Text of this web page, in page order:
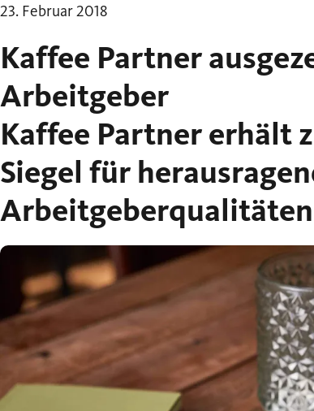
23. Februar 2018
Kaffee Partner
Arbeitgeber
Kaffee Partner erhält
Siegel für